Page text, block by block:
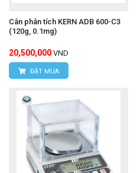
Cân phân tích KERN ADB 600-C3
(120g, 0.1mg)
20,500,000 VND
ĐẶT MUA